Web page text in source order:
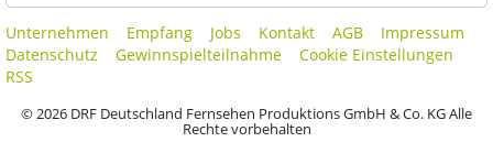
Unternehmen Empfang Jobs Kontakt AGB
Impressum
Datenschutz
Gewinnspielteilnahme
Cookie Einstellungen
RSS
© 2026 DRF Deutschland Fernsehen Produktions GmbH & Co. KG Alle
Rechte vorbehalten